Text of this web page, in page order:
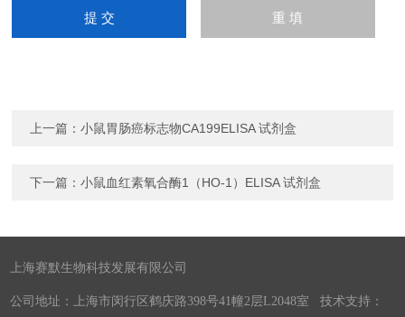
上一篇：小鼠胃肠癌标志物CA199ELISA 试剂盒
下一篇：小鼠血红素氧合酶1（HO-1）ELISA 试剂盒
上海赛默生物科技发展有限公司
公司地址：上海市闵行区鹤庆路398号41幢2层L2048室 技术支持：